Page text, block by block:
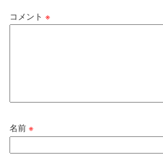
コメント ※
名前※